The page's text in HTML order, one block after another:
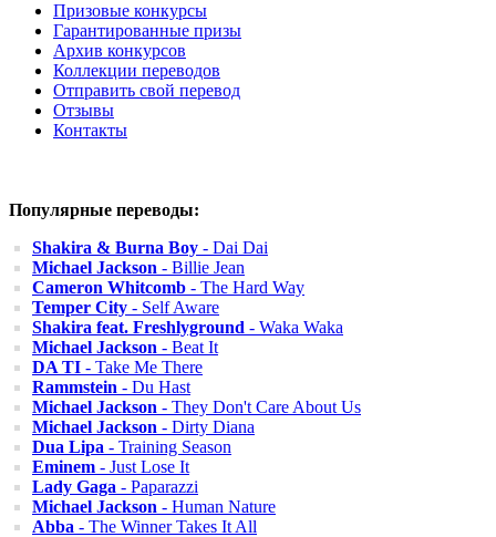
Призовые конкурсы
Гарантированные призы
Архив конкурсов
Коллекции переводов
Отправить свой перевод
Отзывы
Контакты
Популярные переводы:
Shakira & Burna Boy - Dai Dai
Michael Jackson - Billie Jean
Cameron Whitcomb - The Hard Way
Temper City - Self Aware
Shakira feat. Freshlyground - Waka Waka
Michael Jackson - Beat It
DA TI - Take Me There
Rammstein - Du Hast
Michael Jackson - They Don't Care About Us
Michael Jackson - Dirty Diana
Dua Lipa - Training Season
Eminem - Just Lose It
Lady Gaga - Paparazzi
Michael Jackson - Human Nature
Abba - The Winner Takes It All